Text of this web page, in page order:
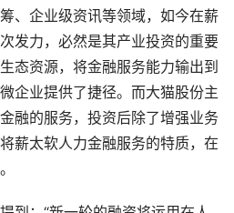
、企业级资讯等领域，如今在薪
发力，必然是其产业投资的重要
态资源，将金融服务能力输出到
企业提供了捷径。而大猫股份主
融的服务，投资后除了增强业务
薪太软人力金融服务的特质，在